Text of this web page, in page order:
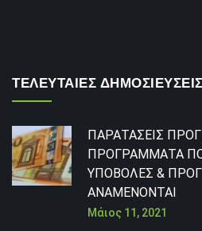
ΤΕΛΕΥΤΑΙΕΣ ΔΗΜΟΣΙΕΥΣΕΙΣ
ΠΑΡΑΤΑΣΕΙΣ
ΠΡΟΓΡΑΜΜΑΤΑ
ΥΠΟΒΟΛΕΣ &
ΑΝΑΜΕΝΟΝΤΑΙ
Μάιος 11, 2021